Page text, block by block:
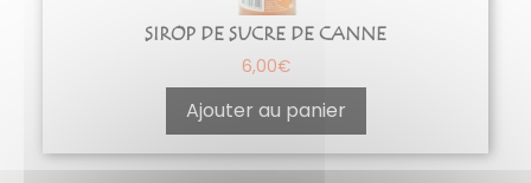
SIROP DE SUCRE DE CANNE
6,00€
Ajouter au panier